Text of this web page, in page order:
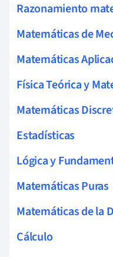
Razonamiento
Matemáticas de
Matemáticas
Física Teórica y
Matemáticas
Estadísticas
Lógica y
Matemáticas Puras
Matemáticas de la
Cálculo